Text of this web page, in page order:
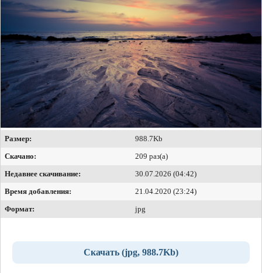
Размер:
988.7Kb
Скачано:
209 раз(а)
Недавнее скачивание:
30.07.2026 (04:42)
Время добавления:
21.04.2020 (23:24)
Формат:
jpg
Скачать (jpg, 988.7Kb)